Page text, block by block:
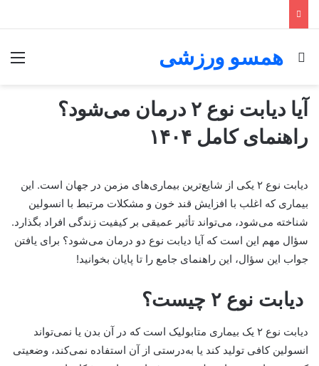
همسو ورزشی
جستجو برای
آیا دیابت نوع ۲ درمان می‌شود؟
راهنمای کامل ۱۴۰۴
دیابت نوع ۲ یکی از شایع‌ترین بیماری‌های مزمن در جهان است. این
بیماری که اغلب با افزایش قند خون و مشکلات مرتبط با انسولین
شناخته می‌شود، می‌تواند تأثیر عمیقی بر کیفیت زندگی افراد بگذارد.
سؤال مهم این است که آیا دیابت نوع دو درمان می‌شود؟ برای یافتن
جواب این سؤال، این راهنمای جامع را تا پایان بخوانید!
دیابت نوع ۲ چیست؟
دیابت نوع ۲ یک بیماری متابولیک است که در آن بدن یا نمی‌تواند
انسولین کافی تولید کند یا به‌درستی از آن استفاده نمی‌کند، وضعیتی